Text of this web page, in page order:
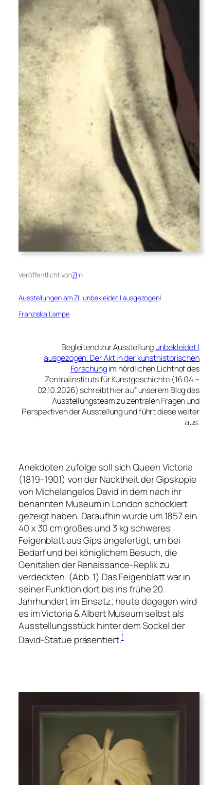
Veröffentlicht vonZIin
Ausstellungen am ZI, unbekleidet I ausgezogen|
Franziska Lampe
Begleitend zur Ausstellungunbekleidet I
ausgezogen. Der Akt in der kunsthistorischen
Forschungim nördlichen Lichthof des
Zentralinstituts für Kunstgeschichte (16.04.–
02.10.2026) schreibt hier auf unserem Blog das
Ausstellungsteam zu zentralen Fragen und
Perspektiven der Ausstellung und führt diese weiter
aus.
Anekdoten zufolge soll sich Queen Victoria
(1819–1901) von der Nacktheit der Gipskopie
von Michelangelos David in dem nach ihr
benannten Museum in London schockiert
gezeigt haben. Daraufhin wurde um 1857 ein
40 x 30 cm großes und 3 kg schweres
Feigenblatt aus Gips angefertigt, um bei
Bedarf und bei königlichem Besuch, die
Genitalien der Renaissance-Replik zu
verdeckten. (Abb. 1) Das Feigenblatt war in
seiner Funktion dort bis ins frühe 20.
Jahrhundert im Einsatz; heute dagegen wird
es im Victoria & Albert Museum selbst als
Ausstellungsstück hinter dem Sockel der
David-Statue präsentiert.1